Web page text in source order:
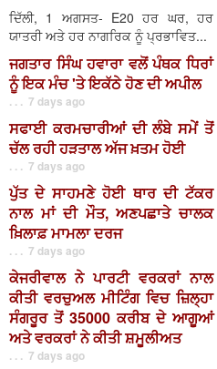
ਦਿੱਲੀ, 1 ਅਗਸਤ- E20 ਹਰ ਘਰ, ਹਰ
ਯਾਤਰੀ ਅਤੇ ਹਰ ਨਾਗਰਿਕ ਨੂੰ ਪ੍ਰਭਾਵਿਤ...
ਜਗਤਾਰ ਸਿੰਘ ਹਵਾਰਾ ਵਲੋਂ ਪੰਥਕ ਧਿਰਾਂ
ਨੂੰ ਇਕ ਮੰਚ 'ਤੇ ਇਕੱਠੇ ਹੋਣ ਦੀ ਅਪੀਲ
. . . 7 days ago
ਸਫਾਈ ਕਰਮਚਾਰੀਆਂ ਦੀ ਲੰਬੇ ਸਮੇਂ ਤੋਂ
ਚੱਲ ਰਹੀ ਹੜਤਾਲ ਅੱਜ ਖ਼ਤਮ ਹੋਈ
. . . 7 days ago
ਪੁੱਤ ਦੇ ਸਾਹਮਣੇ ਹੋਈ ਥਾਰ ਦੀ ਟੱਕਰ
ਨਾਲ ਮਾਂ ਦੀ ਮੌਤ, ਅਣਪਛਾਤੇ ਚਾਲਕ
ਖ਼ਿਲਾਫ਼ ਮਾਮਲਾ ਦਰਜ
. . . 7 days ago
ਕੇਜਰੀਵਾਲ ਨੇ ਪਾਰਟੀ ਵਰਕਰਾਂ ਨਾਲ
ਕੀਤੀ ਵਰਚੁਅਲ ਮੀਟਿੰਗ ਵਿਚ ਜ਼ਿਲ੍ਹਾ
ਸੰਗਰੂਰ ਤੋਂ 35000 ਕਰੀਬ ਦੇ ਆਗੂਆਂ
ਅਤੇ ਵਰਕਰਾਂ ਨੇ ਕੀਤੀ ਸ਼ਮੂਲੀਅਤ
. . . 7 days ago